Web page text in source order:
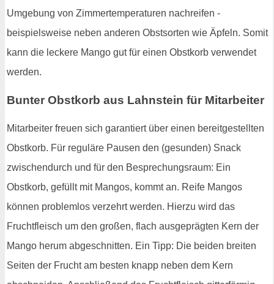
Umgebung von Zimmertemperaturen nachreifen -
beispielsweise neben anderen Obstsorten wie Äpfeln. Somit
kann die leckere Mango gut für einen Obstkorb verwendet
werden.
Bunter Obstkorb aus Lahnstein für Mitarbeiter
Mitarbeiter freuen sich garantiert über einen bereitgestellten
Obstkorb. Für reguläre Pausen den (gesunden) Snack
zwischendurch und für den Besprechungsraum: Ein
Obstkorb, gefüllt mit Mangos, kommt an. Reife Mangos
können problemlos verzehrt werden. Hierzu wird das
Fruchtfleisch um den großen, flach ausgeprägten Kern der
Mango herum abgeschnitten. Ein Tipp: Die beiden breiten
Seiten der Frucht am besten knapp neben dem Kern